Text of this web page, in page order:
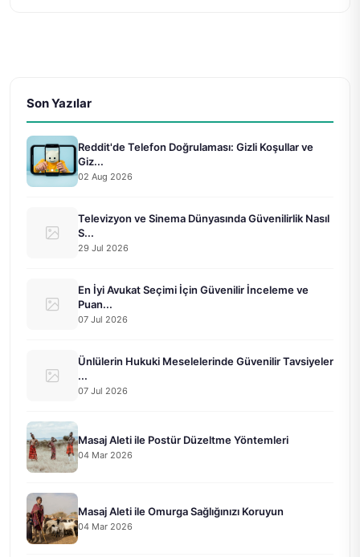
Son Yazılar
Reddit'de Telefon Doğrulaması: Gizli Koşullar ve
Giz...
02 Aug 2026
Televizyon ve Sinema Dünyasında Güvenilirlik Nasıl
S...
29 Jul 2026
En İyi Avukat Seçimi İçin Güvenilir İnceleme ve
Puan...
07 Jul 2026
Ünlülerin Hukuki Meselelerinde Güvenilir Tavsiyeler
...
07 Jul 2026
Masaj Aleti ile Postür Düzeltme Yöntemleri
04 Mar 2026
Masaj Aleti ile Omurga Sağlığınızı Koruyun
04 Mar 2026